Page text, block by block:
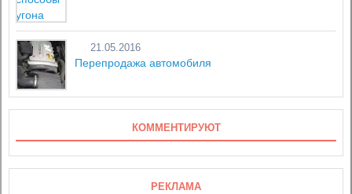
21.05.2016
Перепродажа автомобиля
КОММЕНТИРУЮТ
РЕКЛАМА